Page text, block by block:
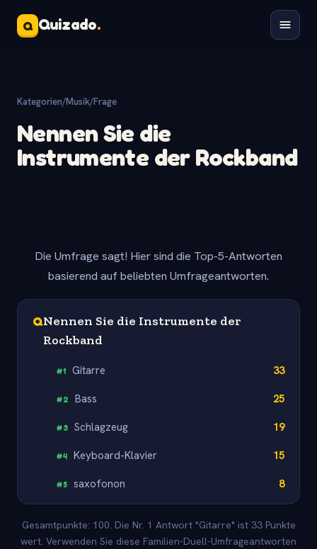
Q Quizado.
Kategorien/Musik/Frage
Nennen Sie die
Instrumente der Rockband
Die Umfrage sagt! Hier sind die Top-5-Antworten
basierend auf beliebten Umfrageantworten.
QNennen Sie die Instrumente der
Rockband
#1 Gitarre 33
#2 Bass 25
#3 Schlagzeug 19
#4 Keyboard-Klavier 15
#5 saxofonon 8
Gesamtpunkte: 100. Die Nr. 1 Antwort "Gitarre" ist 33 Punkte
wert. Verwenden Sie diese Familien-Duell-Umfrageantworten